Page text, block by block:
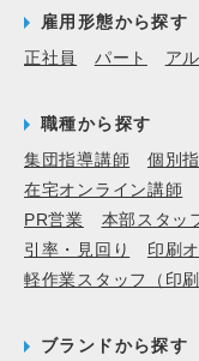
雇用形態から探す
正社員
パート ア
職種から探す
集団指導講師
個別
在宅オンライン講師
PR営業
本部スタッ
引率・見回り
印刷
軽作業スタッフ（印
ブランドから探す